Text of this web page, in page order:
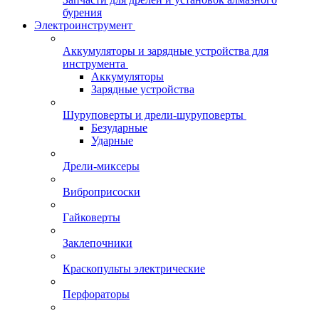
бурения
Электроинструмент
Аккумуляторы и зарядные устройства для
инструмента
Аккумуляторы
Зарядные устройства
Шуруповерты и дрели-шуруповерты
Безударные
Ударные
Дрели-миксеры
Виброприсоски
Гайковерты
Заклепочники
Краскопульты электрические
Перфораторы